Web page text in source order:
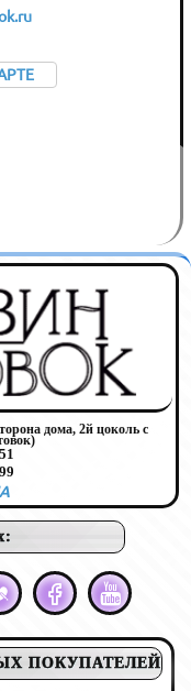
дома, 2й цоколь с
ПОКУПАТЕЛЕЙ